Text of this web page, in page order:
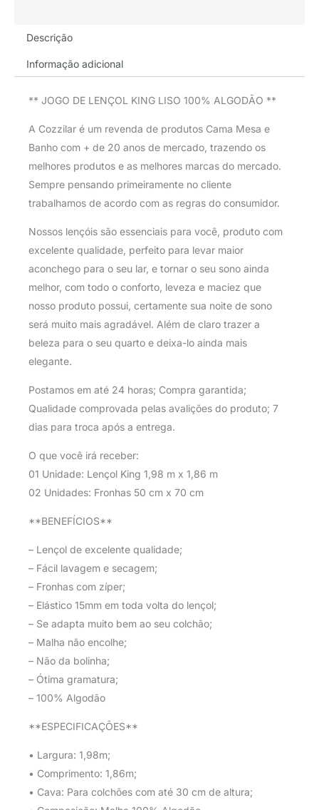
Descrição
Informação adicional
** JOGO DE LENÇOL KING LISO 100% ALGODÃO **
A Cozzilar é um revenda de produtos Cama Mesa e
Banho com + de 20 anos de mercado, trazendo os
melhores produtos e as melhores marcas do mercado.
Sempre pensando primeiramente no cliente
trabalhamos de acordo com as regras do consumidor.
Nossos lençóis são essenciais para você, produto com
excelente qualidade, perfeito para levar maior
aconchego para o seu lar, e tornar o seu sono ainda
melhor, com todo o conforto, leveza e maciez que
nosso produto possui, certamente sua noite de sono
será muito mais agradável. Além de claro trazer a
beleza para o seu quarto e deixa-lo ainda mais
elegante.
Postamos em até 24 horas; Compra garantida;
Qualidade comprovada pelas avalições do produto; 7
dias para troca após a entrega.
O que você irá receber:
01 Unidade: Lençol King 1,98 m x 1,86 m
02 Unidades: Fronhas 50 cm x 70 cm
**BENEFÍCIOS**
– Lençol de excelente qualidade;
– Fácil lavagem e secagem;
– Fronhas com zíper;
– Elástico 15mm em toda volta do lençol;
– Se adapta muito bem ao seu colchão;
– Malha não encolhe;
– Não da bolinha;
– Ótima gramatura;
– 100% Algodão
**ESPECIFICAÇÕES**
• Largura: 1,98m;
• Comprimento: 1,86m;
• Cava: Para colchões com até 30 cm de altura;